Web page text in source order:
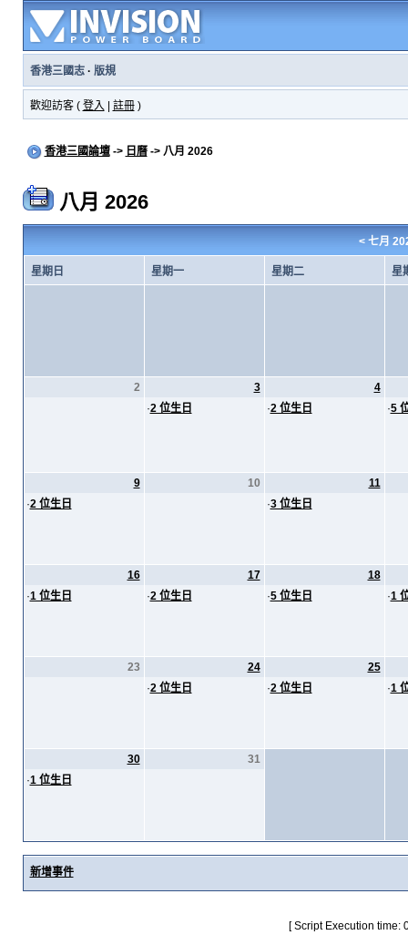
香港三國志· 版規
歡迎訪客 ( 登入 註冊)
香港三國論壇-> 日曆-> 八月 2026
八月 2026
< 七月
星期日 星期一 星期二 星
2
3
·2 位生日
4
·2 位生日 ·5
9
·2 位生日
10
11
·3 位生日
16
·1 位生日
17
·2 位生日
18
·5 位生日 ·1
23
24
·2 位生日
25
·2 位生日 ·1
30
·1 位生日
31
新增事件
[ Script Execution